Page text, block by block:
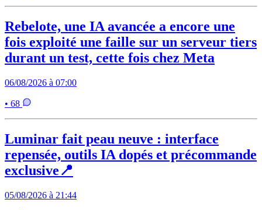
Rebelote, une IA avancée a encore une
fois exploité une faille sur un serveur tiers
durant un test, cette fois chez Meta
06/08/2026 à 07:00
• 68
Luminar fait peau neuve : interface
repensée, outils IA dopés et précommande
exclusive📍
05/08/2026 à 21:44